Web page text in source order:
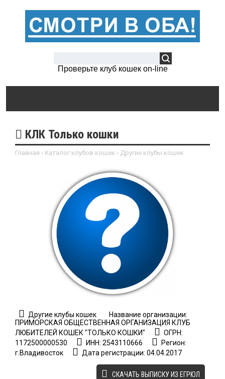
Проверьте клуб кошек on-line
КЛК Только кошки
Главная › Каталог клубов кошек › Другие клубы кошек
Другие клубы кошек
Название организации:
ПРИМОРСКАЯ ОБЩЕСТВЕННАЯ ОРГАНИЗАЦИЯ КЛУБ
ЛЮБИТЕЛЕЙ КОШЕК "ТОЛЬКО КОШКИ"
ОГРН:
1172500000530
ИНН: 2543110666
Регион:
г.Владивосток
Дата регистрации: 04.04.2017
CКАЧАТЬ ВЫПИСКУ ИЗ ЕГРЮЛ